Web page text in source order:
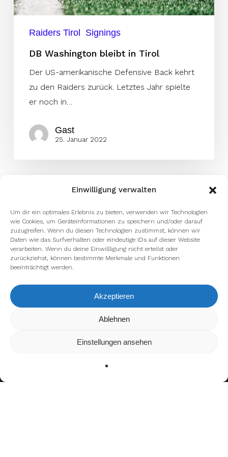
Einwilligung verwalten
Um dir ein optimales Erlebnis zu bieten, verwenden wir Technologien
wie Cookies, um Geräteinformationen zu speichern und/oder darauf
zuzugreifen. Wenn du diesen Technologien zustimmst, können wir
Daten wie das Surfverhalten oder eindeutige IDs auf dieser Website
verarbeiten. Wenn du deine Einwillligung nicht erteilst oder
zurückziehst, können bestimmte Merkmale und Funktionen
beeinträchtigt werden.
Akzeptieren
Ablehnen
Einstellungen ansehen
Raiders Tirol Signings
DB Washington bleibt in Tirol
Der US-amerikanische Defensive Back kehrt
zu den Raiders zurück. Letztes Jahr spielte
er noch in…
Gast
25. Januar 2022
Wir verwenden Cookies, um dir die bestmögliche Erfahrung auf
kannst du erfahren, welche Cookies wir
verwenden oder sie ausschalten.